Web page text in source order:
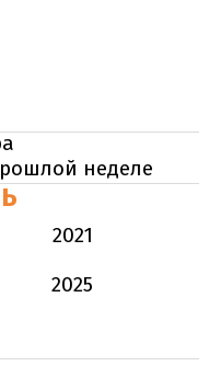
неделе
2021
2025